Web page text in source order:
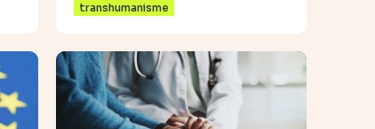
transhumanisme